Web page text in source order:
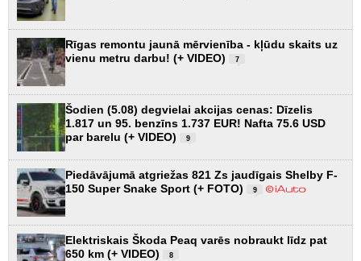
Rīgas remontu jaunā mērvienība - kļūdu skaits uz
vienu metru darbu! (+ VIDEO)
7
Šodien (5.08) degvielai akcijas cenas: Dīzelis
1.817 un 95. benzīns 1.737 EUR! Nafta 75.6 USD
par barelu (+ VIDEO)
9
Piedāvājumā atgriežas 821 Zs jaudīgais Shelby F-
150 Super Snake Sport (+ FOTO)
9
Elektriskais Škoda Peaq varēs nobraukt līdz pat
650 km (+ VIDEO)
8